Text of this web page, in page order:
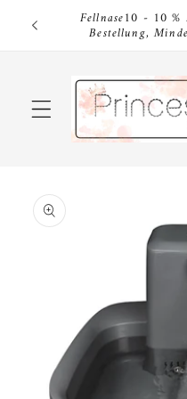
zum Fellnase10 - 10 %
Bestellung,